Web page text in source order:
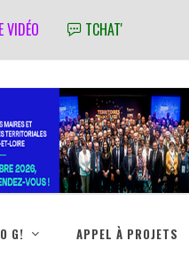
VIDÉO TCHAT'
G! APPEL À PROJETS